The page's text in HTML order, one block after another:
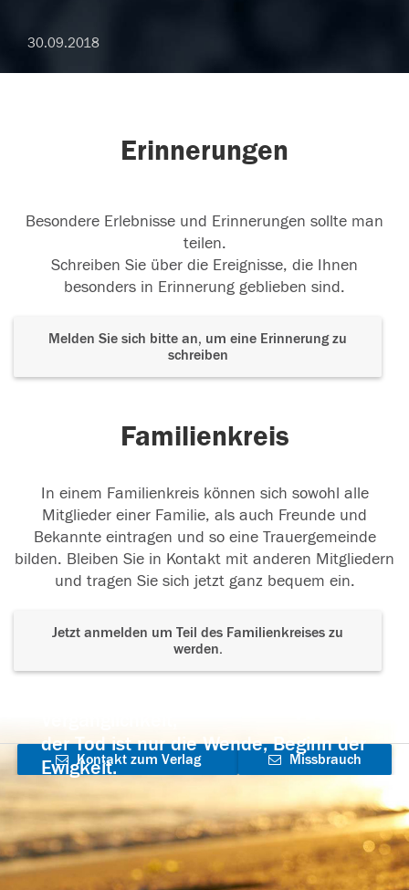
30.09.2018
Erinnerungen
Besondere Erlebnisse und Erinnerungen sollte man
teilen.
Schreiben Sie über die Ereignisse, die Ihnen
besonders in Erinnerung geblieben sind.
Melden Sie sich bitte an, um eine Erinnerung zu
schreiben
Familienkreis
In einem Familienkreis können sich sowohl alle
Mitglieder einer Familie, als auch Freunde und
Bekannte eintragen und so eine Trauergemeinde
bilden. Bleiben Sie in Kontakt mit anderen Mitgliedern
und tragen Sie sich jetzt ganz bequem ein.
Jetzt anmelden um Teil des Familienkreises zu
werden.
der Tod ist nur die Wende, Beginn der
Ewigkeit.
Kontakt zum Verlag
aufnehmen
Missbrauch